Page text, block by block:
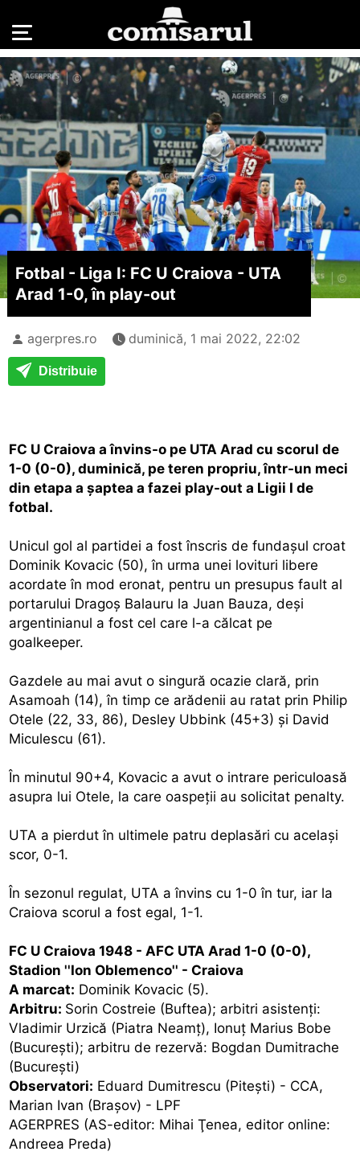
Fotbal - Liga I: FC U Craiova - UTA
Arad 1-0, în play-out
agerpres.ro duminică, 1 mai 2022, 22:02
Distribuie
FC U Craiova a învins-o pe UTA Arad cu scorul de
1-0 (0-0), duminică, pe teren propriu, într-un meci
din etapa a şaptea a fazei play-out a Ligii I de
fotbal.
Unicul gol al partidei a fost înscris de fundaşul croat
Dominik Kovacic (50), în urma unei lovituri libere
acordate în mod eronat, pentru un presupus fault al
portarului Dragoş Balauru la Juan Bauza, deşi
argentinianul a fost cel care l-a călcat pe
goalkeeper.
Gazdele au mai avut o singură ocazie clară, prin
Asamoah (14), în timp ce arădenii au ratat prin Philip
Otele (22, 33, 86), Desley Ubbink (45+3) şi David
Miculescu (61).
În minutul 90+4, Kovacic a avut o intrare periculoasă
asupra lui Otele, la care oaspeţii au solicitat penalty.
UTA a pierdut în ultimele patru deplasări cu acelaşi
scor, 0-1.
În sezonul regulat, UTA a învins cu 1-0 în tur, iar la
Craiova scorul a fost egal, 1-1.
FC U Craiova 1948 - AFC UTA Arad 1-0 (0-0),
Stadion ''Ion Oblemenco'' - Craiova
A marcat: Dominik Kovacic (5).
Arbitru: Sorin Costreie (Buftea); arbitri asistenţi:
Vladimir Urzică (Piatra Neamţ), Ionuţ Marius Bobe
(Bucureşti); arbitru de rezervă: Bogdan Dumitrache
(Bucureşti)
Observatori: Eduard Dumitrescu (Piteşti) - CCA,
Marian Ivan (Braşov) - LPF
AGERPRES (AS-editor: Mihai Ţenea, editor online:
Andreea Preda)